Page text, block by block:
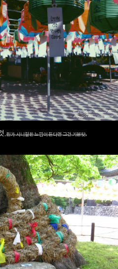
.뭔가 시니컬한 느낌이 든다면 그건 기분탓.